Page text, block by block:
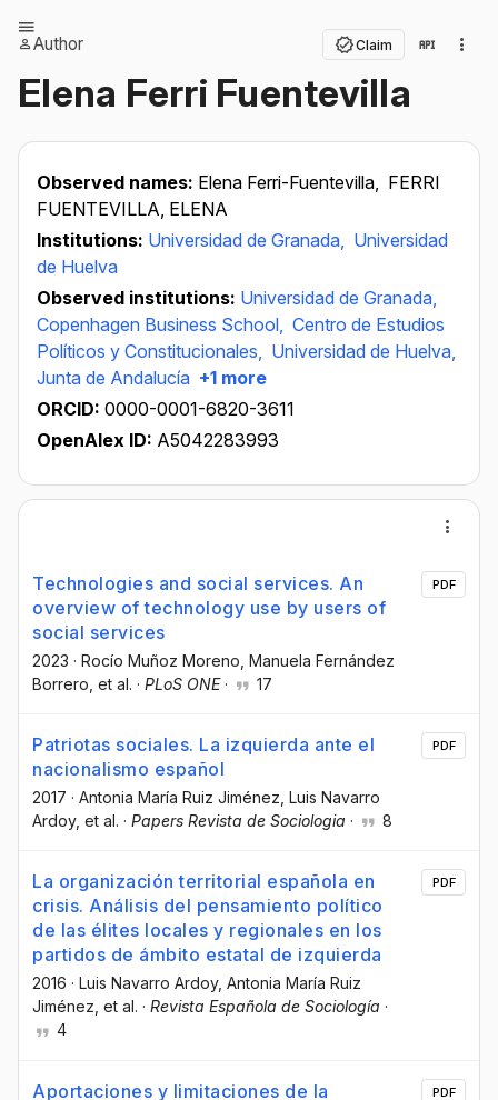
Author Claim
Elena Ferri Fuentevilla
Observed names: Elena Ferri-Fuentevilla, FERRI
FUENTEVILLA, ELENA
Institutions: Universidad de Granada, Universidad
de Huelva
Observed institutions: Universidad de Granada,
Copenhagen Business School, Centro de Estudios
Políticos y Constitucionales, Universidad de Huelva,
Junta de Andalucía +1 more
ORCID: 0000-0001-6820-3611
OpenAlex ID: A5042283993
Technologies and social services. An
overview of technology use by users of
social services
2023 · Rocío Muñoz Moreno , Manuela Fernández
Borrero , et al. · PLoS ONE· 17
PDF
Patriotas sociales. La izquierda ante el
nacionalismo español
2017 · Antonia María Ruiz Jiménez , Luis Navarro
Ardoy, et al. · Papers Revista de Sociologia · 8
PDF
La organización territorial española en
crisis. Análisis del pensamiento político
de las élites locales y regionales en los
partidos de ámbito estatal de izquierda
2016 · Luis Navarro Ardoy, Antonia María Ruiz
Jiménez , et al. · Revista Española de Sociología ·
4
PDF
Aportaciones y limitaciones de la
PDF